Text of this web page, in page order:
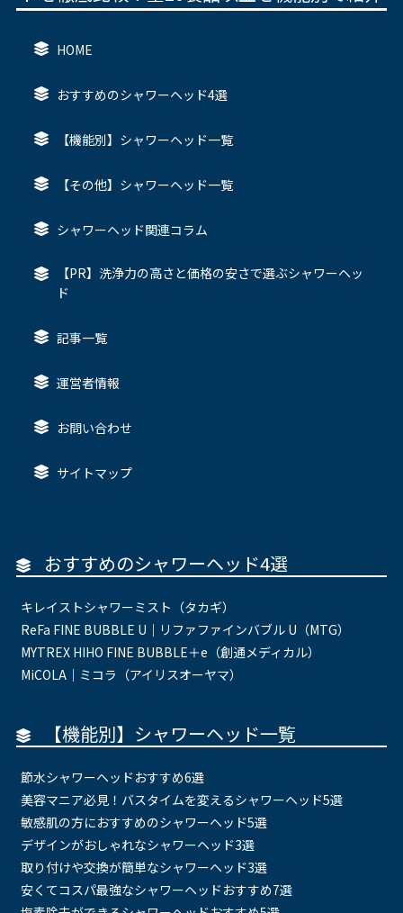
HOME
おすすめのシャワーヘッド4選
【機能別】シャワーヘッド一覧
【その他】シャワーヘッド一覧
シャワーヘッド関連コラム
【PR】洗浄力の高さと価格の安さで選ぶシャワーヘッ
ド
記事一覧
運営者情報
お問い合わせ
サイトマップ
おすすめのシャワーヘッド4選
キレイストシャワーミスト（タカギ）
ReFa FINE BUBBLE U｜リファファインバブル U（MTG）
MYTREX HIHO FINE BUBBLE＋e（創通メディカル）
MiCOLA｜ミコラ（アイリスオーヤマ）
【機能別】シャワーヘッド一覧
節水シャワーヘッドおすすめ6選
美容マニア必見！バスタイムを変えるシャワーヘッド5選
敏感肌の方におすすめのシャワーヘッド5選
デザインがおしゃれなシャワーヘッド3選
取り付けや交換が簡単なシャワーヘッド3選
安くてコスパ最強なシャワーヘッドおすすめ7選